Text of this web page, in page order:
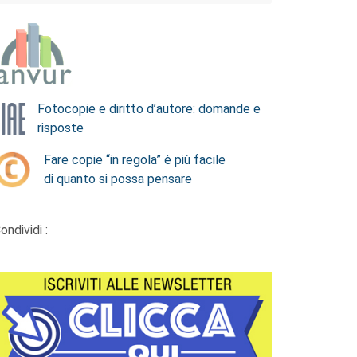
Fotocopie e diritto d’autore: domande e
risposte
Fare copie “in regola” è più facile
di quanto si possa pensare
: